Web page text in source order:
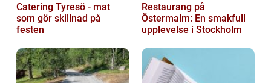
Catering Tyresö - mat
som gör skillnad på
festen
Restaurang på
Östermalm: En smakfull
upplevelse i Stockholm